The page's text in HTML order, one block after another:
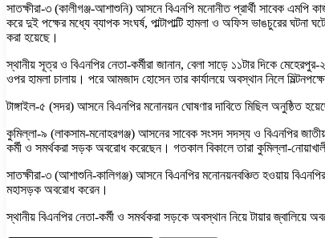
সাতক্ষীরা-৩ (কালীগঞ্জ-আশাশুনি) আসনে বিএনপি মনোনীত প্রার্থী সাবেক এমপি
করে দুই পক্ষের মধ্যে ব্যাপক সংঘর্ষ, পাল্টাপাল্টি হামলা ও অফিস ভাঙচুরের
করা হয়েছে।
স্থানীয় সূত্র ও বিএনপির নেতা-কর্মীরা জানান, বেলা সাড়ে ১১টার দিকে
ওপর হামলা চালায়। পরে আমজাদ হোসেন তার কার্যালয়ে অবস্থান নিলে
টাঙ্গাইল-৫ (সদর) আসনে বিএনপির মনোনয়ন ঘোষণার দাবিতে মিছিল অনুষ্ঠিত
কুমিল্লা-৯ (লাকসাম-মনোহরগঞ্জ) আসনের সাবেক সংসদ সদস্য ও বিএনপির জাতীয়
কর্মী ও সমর্থকরা সড়ক অবরোধ করেছেন। গতকাল বিকালে তারা কুমিল্লা-
সাতক্ষীরা-৩ (আশাশুনি-কালিগঞ্জ) আসনে বিএনপির মনোনয়নবঞ্চিত হওয়ায়
মহাসড়ক অবরোধ করেন।
স্থানীয় বিএনপির নেতা-কর্মী ও সমর্থকরা সড়কে অবস্থান নিয়ে টায়ার